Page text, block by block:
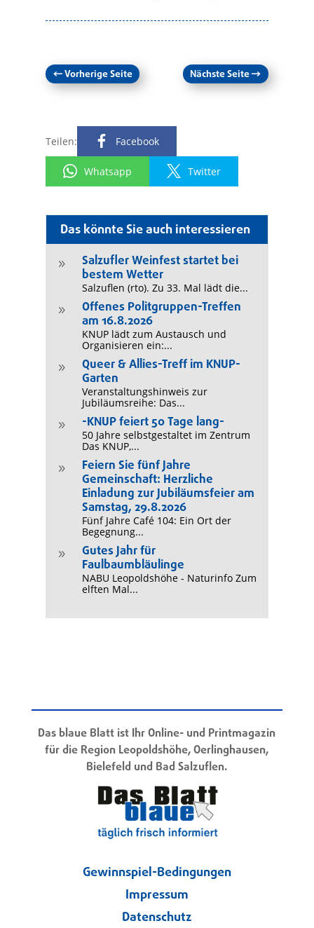
Das könnte Sie auch interessieren
9
Salzufler Weinfest startet bei
bestem Wetter
Salzuflen (rto). Zu 33. Mal lädt die...
9
Offenes Politgruppen-Treffen
am 16.8.2026
KNUP lädt zum Austausch und
Organisieren ein:...
9
Queer & Allies-Treff im KNUP-
Garten
Veranstaltungshinweis zur
Jubiläumsreihe: Das...
9 -KNUP feiert 50 Tage lang-
50 Jahre selbstgestaltet im Zentrum
Das KNUP,...
9
Feiern Sie fünf Jahre
Gemeinschaft: Herzliche
Einladung zur Jubiläumsfeier am
Samstag, 29.8.2026
Fünf Jahre Café 104: Ein Ort der
Begegnung...
9
Gutes Jahr für
Faulbaumbläulinge
NABU Leopoldshöhe - Naturinfo Zum
elften Mal...
←Vorherige Seite Nächste Seite→
Teilen: Facebook
Whatsapp Twitter
Das blaue Blatt ist Ihr Online- und Printmagazin
für die Region Leopoldshöhe, Oerlinghausen,
Bielefeld und Bad Salzuflen.
Gewinnspiel-Bedingungen
Impressum
Datenschutz